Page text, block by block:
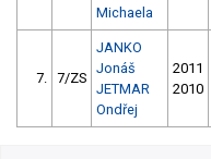
Michaela
7. 7/ZS
JANKO
Jonáš
JETMAR
Ondřej
2011
2010